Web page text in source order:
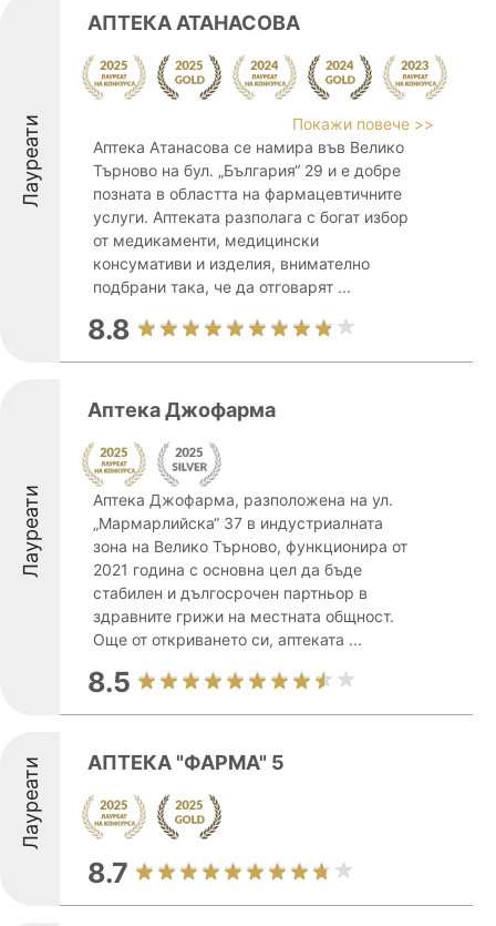
Лауреати
АПТЕКА АТАНАСОВА
Покажи повече >>
Аптека Атанасова се намира във Велико
Търново на бул. „България“ 29 и е добре
позната в областта на фармацевтичните
услуги. Аптеката разполага с богат избор
от медикаменти, медицински
консумативи и изделия, внимателно
подбрани така, че да отговарят ...
8.8
Лауреати
Аптека Джофарма
Аптека Джофарма, разположена на ул.
„Мармарлийска“ 37 в индустриалната
зона на Велико Търново, функционира от
2021 година с основна цел да бъде
стабилен и дългосрочен партньор в
здравните грижи на местната общност.
Още от откриването си, аптеката ...
8.5
Лауреати АПТЕКА "ФАРМА" 5
8.7